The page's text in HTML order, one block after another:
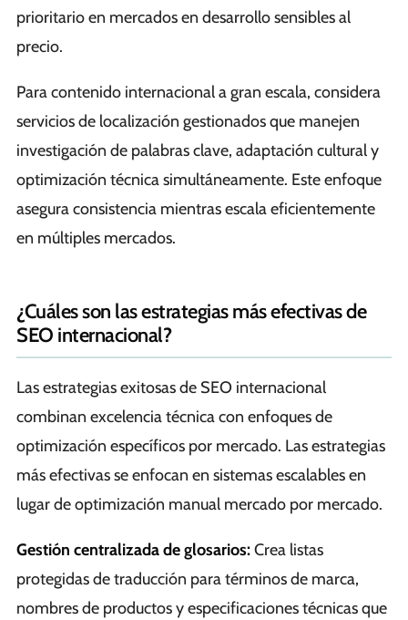
prioritario en mercados en desarrollo sensibles al
precio.
Para contenido internacional a gran escala, considera
servicios de localización gestionados que manejen
investigación de palabras clave, adaptación cultural y
optimización técnica simultáneamente. Este enfoque
asegura consistencia mientras escala eficientemente
en múltiples mercados.
¿Cuáles son las estrategias más efectivas de
SEO internacional?
Las estrategias exitosas de SEO internacional
combinan excelencia técnica con enfoques de
optimización específicos por mercado. Las estrategias
más efectivas se enfocan en sistemas escalables en
lugar de optimización manual mercado por mercado.
Gestión centralizada de glosarios:Crea listas
protegidas de traducción para términos de marca,
nombres de productos y especificaciones técnicas que